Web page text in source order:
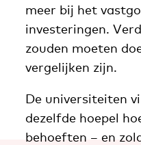
meer bij het
investeringen.
zouden moeten
vergelijken zijn.
De universiteiten
dezelfde hoepel
behoeften – en